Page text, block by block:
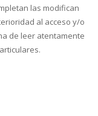
las modifican
al acceso y/o
de leer atentamente